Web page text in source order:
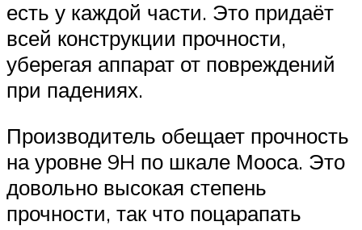
есть у каждой части. Это придаёт
всей конструкции прочности,
уберегая аппарат от повреждений
при падениях.
Производитель обещает прочность
на уровне 9H по шкале Мооса. Это
довольно высокая степень
прочности, так что поцарапать